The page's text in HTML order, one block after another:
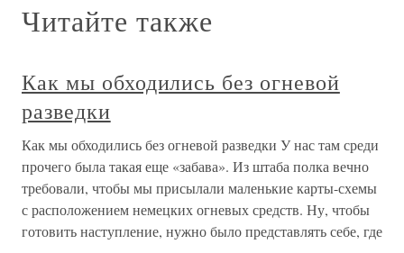
Читайте также
Как мы обходились без огневой
разведки
Как мы обходились без огневой разведки У нас там среди
прочего была такая еще «забава». Из штаба полка вечно
требовали, чтобы мы присылали маленькие карты-схемы
с расположением немецких огневых средств. Ну, чтобы
готовить наступление, нужно было представлять себе, где